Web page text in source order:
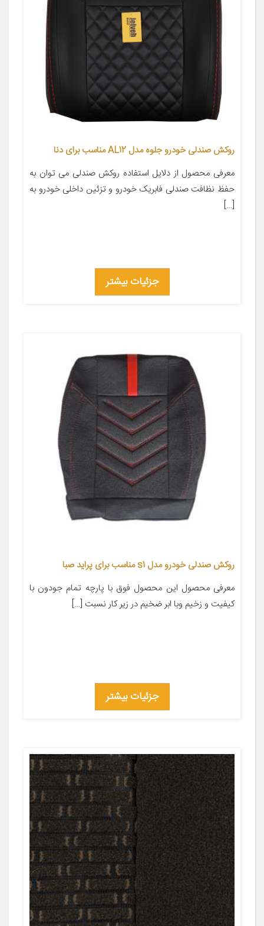
روکش صندلی خودرو جلوه مدل AL12 مناسب برای دنا
معرفی محصول از دلایل استفاده روکش صندلی می توان به
حفظ نظافت صندلی فابریک خودرو و تزئین داخلی خودرو به
[…]
جزئیات بیشتر
روکش صندلی خودرو مدل s1 مناسب برای پراید صبا
معرفی محصول این محصول فوق با پارچه تمام جودون با
کیفیت و زخیم وبا ابر ضخیم در زیر کار نسبت […]
جزئیات بیشتر